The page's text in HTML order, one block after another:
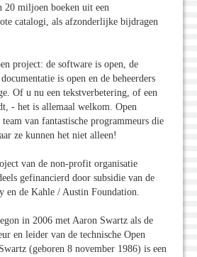
20 miljoen boeken uit een
catalogi, als afzonderlijke bijdragen
project: de software is open, de
is open en de beheerders
Of u nu een tekstverbetering, of een
- het is allemaal welkom. Open
van fantastische programmeurs die
ze kunnen het niet alleen!
van de non-profit organisatie
gefinancierd door subsidie van de
en de Kahle / Austin Foundation.
in 2006 met Aaron Swartz als de
en leider van de technische Open
(geboren 8 november 1986) is een